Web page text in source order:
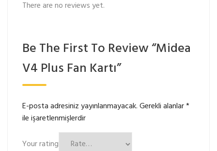
There are no reviews yet.
Be The First To Review “Midea
V4 Plus Fan Kartı”
E-posta adresiniz yayınlanmayacak.Gerekli alanlar*
ile işaretlenmişlerdir
Your rating